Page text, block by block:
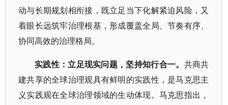
动与长期规划相衔接，既立足当下化解紧迫风险，又
着眼长远筑牢治理根基，形成覆盖全局、节奏有序、
协同高效的治理格局。
实践性：立足现实问题，坚持知行合一。 共商共
建共享的全球治理观具有鲜明的实践性，是马克思主
义实践观在全球治理领域的生动体现。马克思指出，